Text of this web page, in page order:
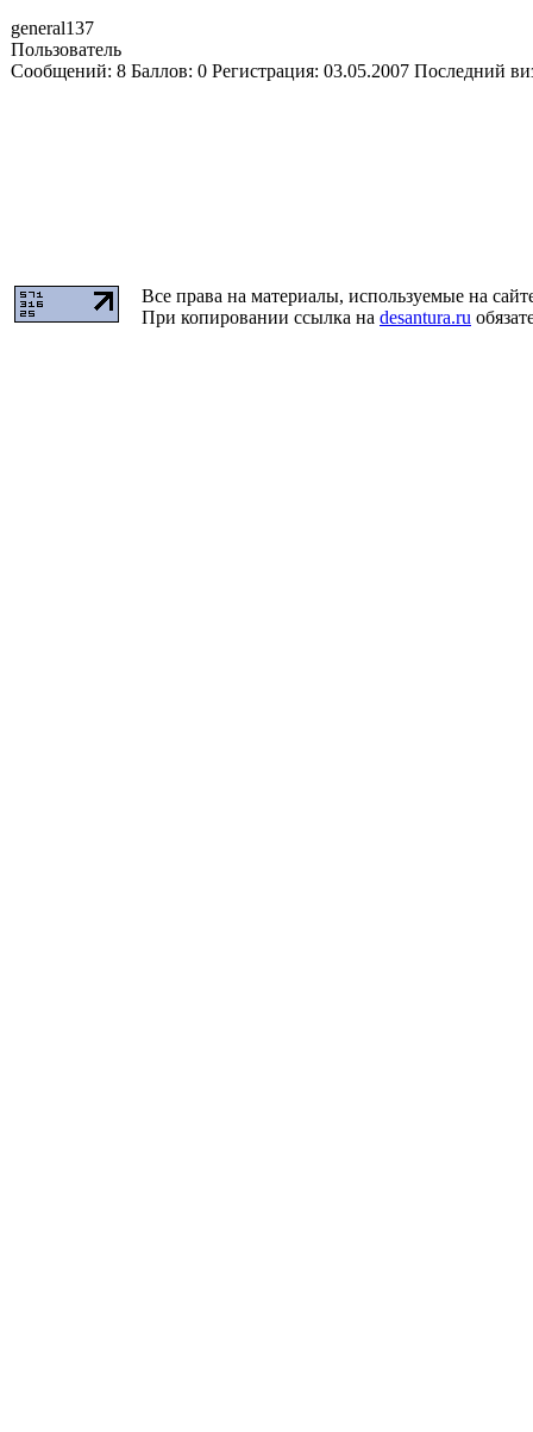
general137
Пользователь
Сообщений: 8 Баллов: 0 Регистрация: 03.05.2007 Последний
Все права на материалы, используемые на
При копировании ссылка на desantura.ru